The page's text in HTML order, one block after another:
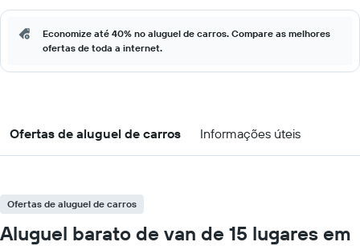
Economize até 40% no aluguel de carros. Compare as melhores
ofertas de toda a internet.
Ofertas de aluguel de carros Informações úteis
Ofertas de aluguel de carros
Aluguel barato de van de 15 lugares em